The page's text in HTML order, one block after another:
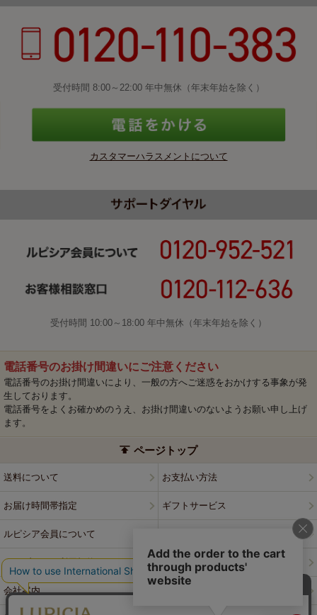
受付時間 8:00～22:00 年中無休（年末年始を除く）
カスタマーハラスメントについて
受付時間 10:00～18:00 年中無休（年末年始を除く）
電話番号のお掛け間違いにご注意ください
電話番号のお掛け間違いにより、一般の方へご迷惑をおかけする事象が発
生しております。
電話番号をよくお確かめのうえ、お掛け間違いのないようお願い申し上げ
ます。
ページトップ
送料について お支払い方法
お届け時間帯指定 ギフトサービス
ルピシア会員について
ウェブサイト利用規約 特定商取引法に基づく表記
会社案内